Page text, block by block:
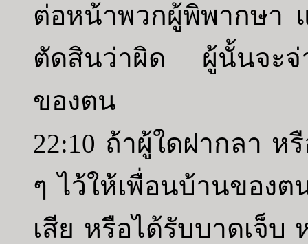
ต่อหน้าพวกผู้พิพากษา
ตัดสินว่าผิด ผู้นั้นจะจ่า
ของตน
22:10 ถ้าผู้ใดฝากลา ห
ๆ ไว้ให้เพื่อนบ้านของ
เสีย หรือได้รับบาดเจ็บ